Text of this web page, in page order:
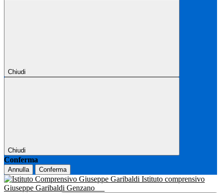
Chiudi
Chiudi
Conferma
Annulla Conferma
Istituto comprensivo
Giuseppe Garibaldi Genzano